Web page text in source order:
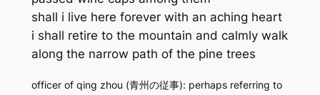
shall i live here forever with an aching heart
i shall retire to the mountain and calmly walk
along the narrow path of the pine trees
officer of qing zhou (青州の従事): perhaps referring to